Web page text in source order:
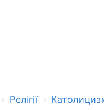
› Релігії ›